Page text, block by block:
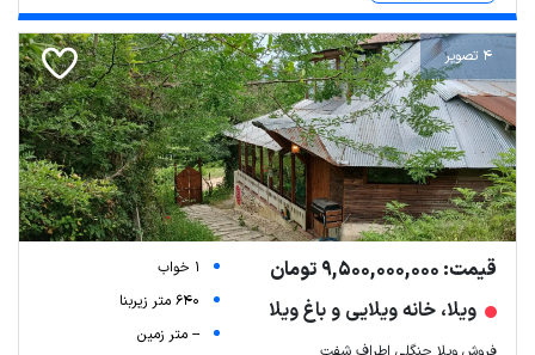
4 تصویر
قیمت: 9,500,000,000 تومان
ویلا، خانه ویلایی و باغ ویلا
1 خواب
640 متر زیربنا
-- متر زمین